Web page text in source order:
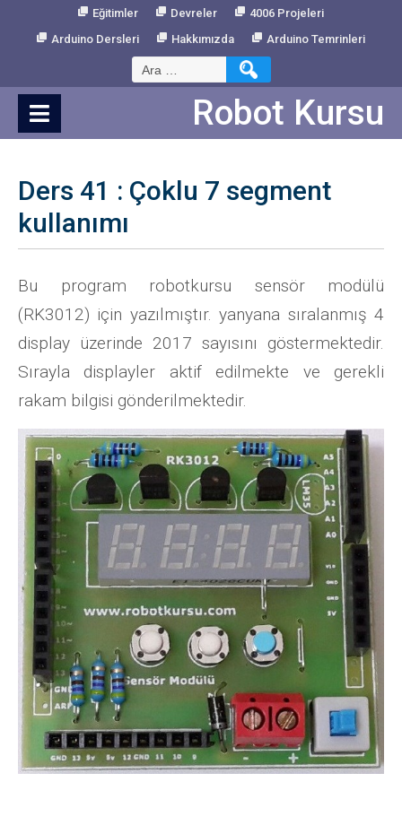
Eğitimler Devreler
4006 Projeleri
Arduino Dersleri
Hakkımızda Arduino Temrinleri
Arama:
Robot Kursu
Ders 41 : Çoklu 7 segment
kullanımı
Bu program robotkursu sensör modülü
(RK3012) için yazılmıştır. yanyana sıralanmış 4
display üzerinde 2017 sayısını göstermektedir.
Sırayla displayler aktif edilmekte ve gerekli
rakam bilgisi gönderilmektedir.